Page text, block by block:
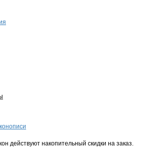
действуют накопительный скидки на заказ.